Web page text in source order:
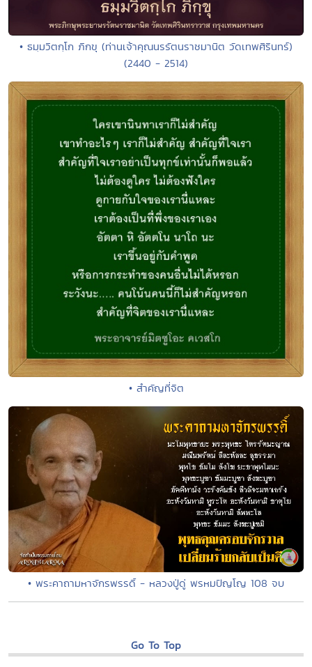
• ธมฺมวิตกฺโก ภิกขุ (ท่านเจ้าคุณนรรัตนราชมานิต วัดเทพศิรินทร์)
(2440 - 2514)
• สำคัญที่จิต
• พระคาถามหาจักรพรรดิ์ - หลวงปู่ดู่ พรหมปัญโญ 108 จบ
Go To Top